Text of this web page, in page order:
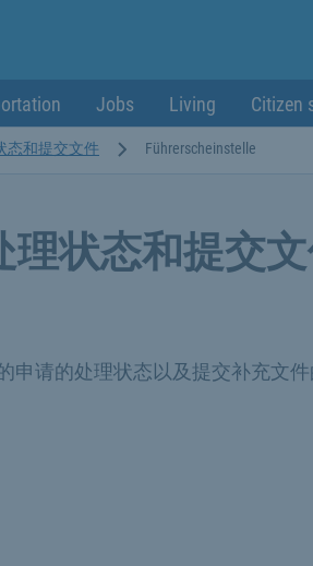
Jobs Living Citizen
态和提交文件 Führerscheinstelle
理状态和提交
申请的处理状态以及提交补充文